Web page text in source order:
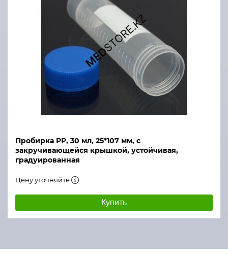
Пробирка РР, 30 мл, 25*107 мм, с
закручивающейся крышкой, устойчивая,
градуированная
Цену уточняйте
Купить